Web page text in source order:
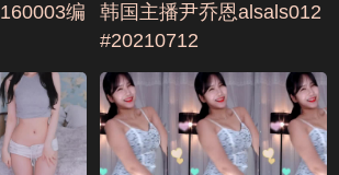
编
韩国主播尹乔恩alsals012
#20210712